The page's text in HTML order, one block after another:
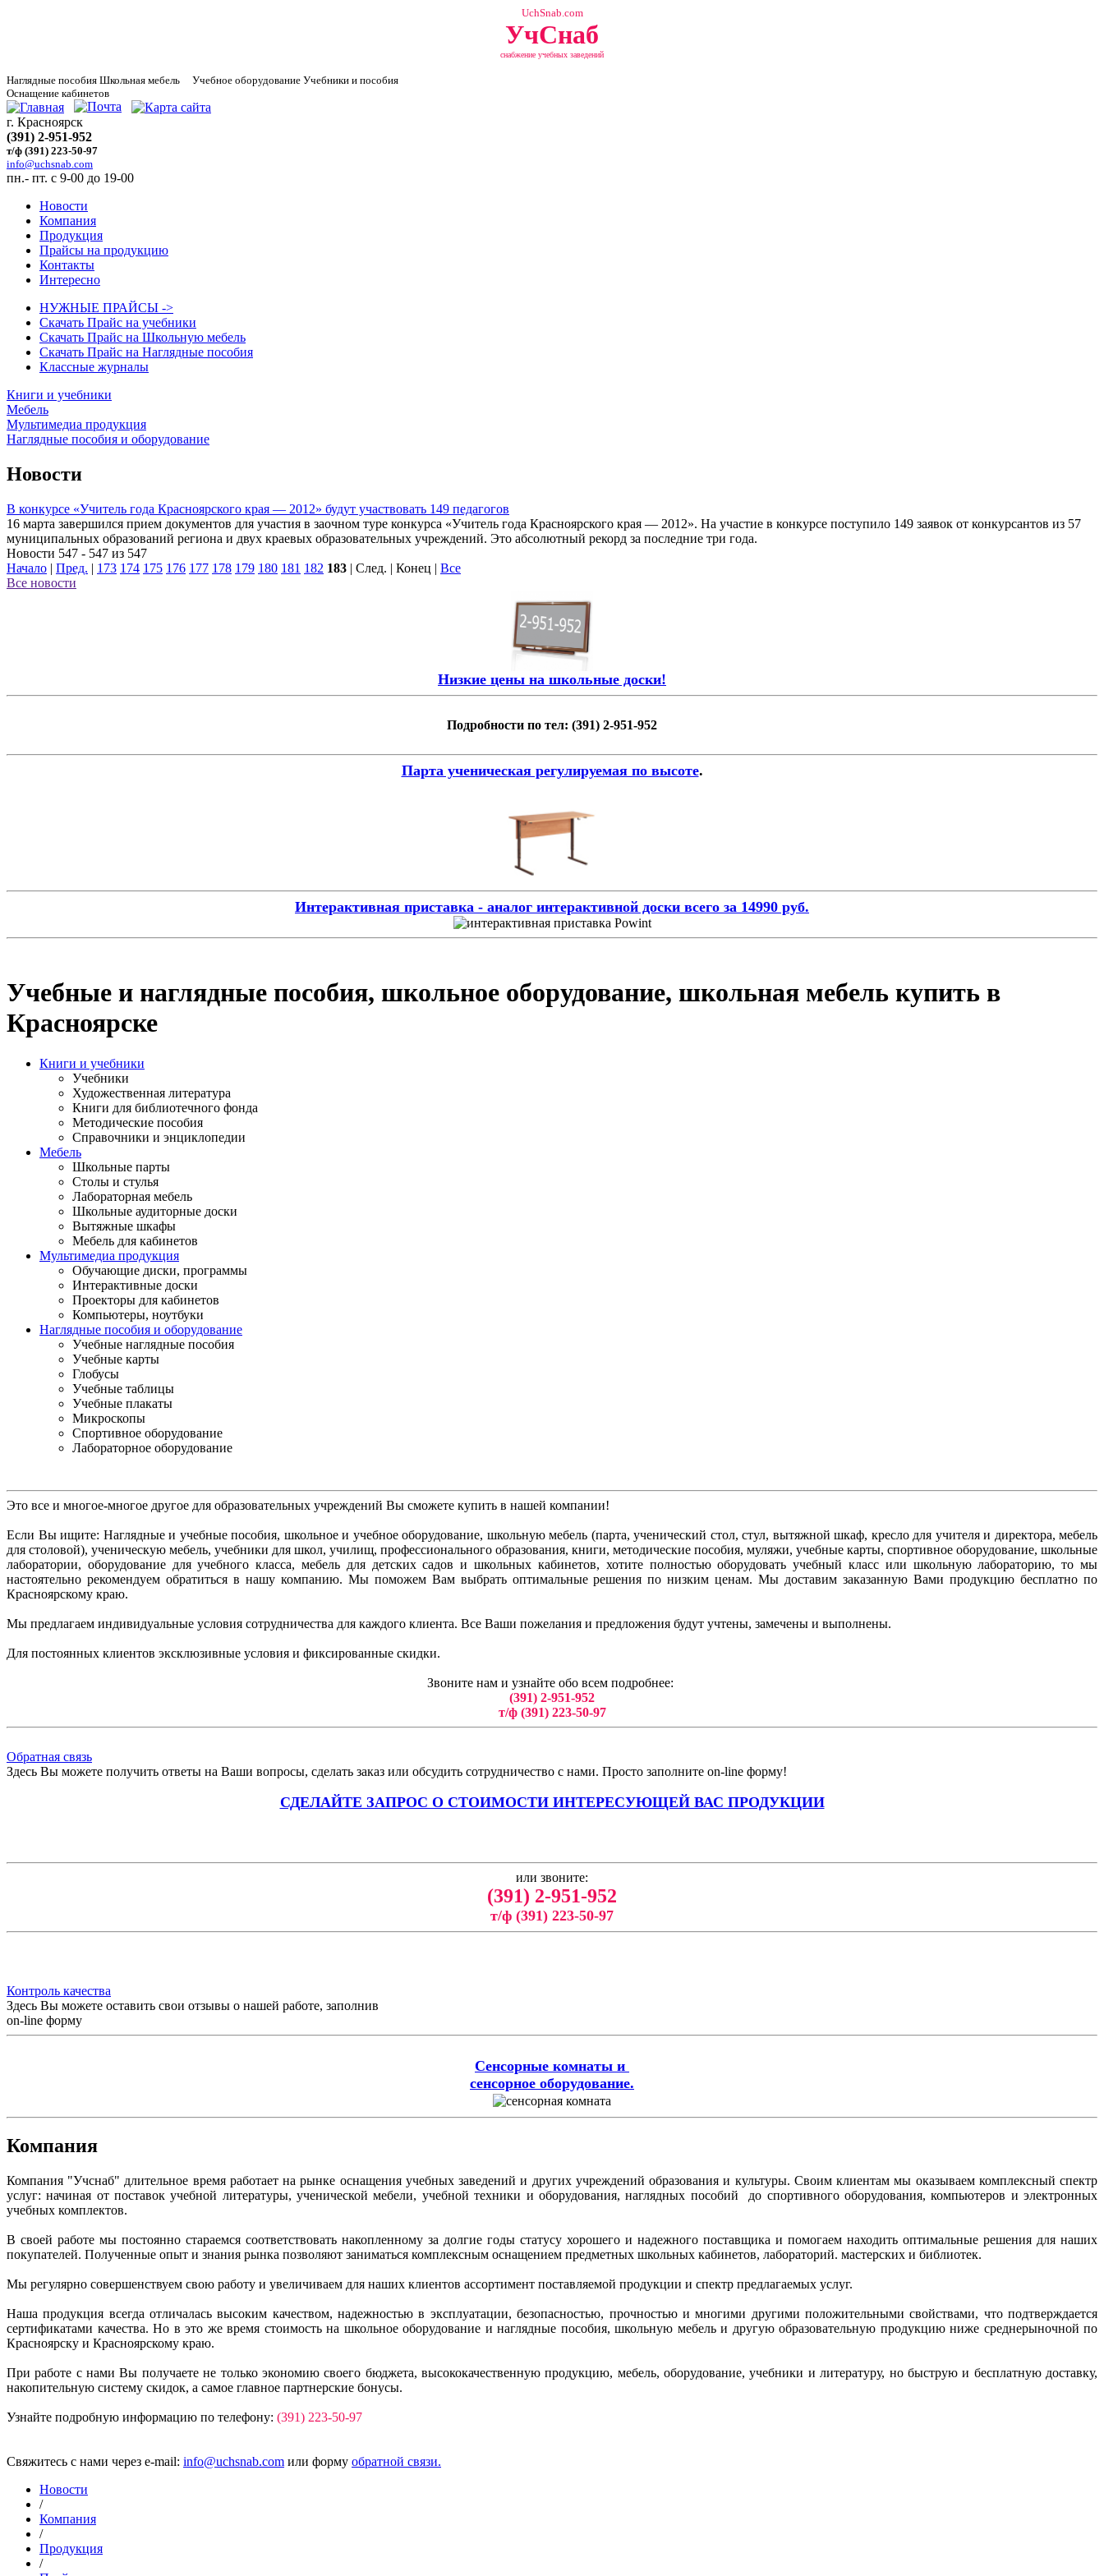
UchSnab.com
УчСнаб
снабжение учебных заведений
Наглядные пособия Школьная мебель Учебное оборудование Учебники и пособия
Оснащение кабинетов
г. Красноярск
(391) 2-951-952
т/ф (391) 223-50-97
info@uchsnab.com
пн.- пт. с 9-00 до 19-00
Новости
Компания
Продукция
Прайсы на продукцию
Контакты
Интересно
НУЖНЫЕ ПРАЙСЫ ->
Скачать Прайс на учебники
Скачать Прайс на Школьную мебель
Скачать Прайс на Наглядные пособия
Классные журналы
Книги и учебники
Мебель
Мультимедиа продукция
Наглядные пособия и оборудование
Новости
В конкурсе «Учитель года Красноярского края — 2012» будут участвовать 149 педагогов
16 марта завершился прием документов для участия в заочном туре конкурса «Учитель года Красноярского края — 2012». На участие в конкурсе поступило 149 заявок от конкурсантов из 57
муниципальных образований региона и двух краевых образовательных учреждений. Это абсолютный рекорд за последние три года.
Новости 547 - 547 из 547
Начало | Пред. | 173 174 175 176 177 178 179 180 181 182 183 | След. | Конец | Все
Все новости
Низкие цены на школьные доски!
Подробности по тел: (391) 2-951-952
Парта ученическая регулируемая по высоте.
Интерактивная приставка - аналог интерактивной доски всего за 14990 руб.
Учебные и наглядные пособия, школьное оборудование, школьная мебель купить в
Красноярске
Книги и учебники
Учебники
Художественная литература
Книги для библиотечного фонда
Методические пособия
Справочники и энциклопедии
Мебель
Школьные парты
Столы и стулья
Лабораторная мебель
Школьные аудиторные доски
Вытяжные шкафы
Мебель для кабинетов
Мультимедиа продукция
Обучающие диски, программы
Интерактивные доски
Проекторы для кабинетов
Компьютеры, ноутбуки
Наглядные пособия и оборудование
Учебные наглядные пособия
Учебные карты
Глобусы
Учебные таблицы
Учебные плакаты
Микроскопы
Спортивное оборудование
Лабораторное оборудование
Это все и многое-многое другое для образовательных учреждений Вы сможете купить в нашей компании!
Если Вы ищите: Наглядные и учебные пособия, школьное и учебное оборудование, школьную мебель (парта, ученический стол, стул, вытяжной шкаф, кресло для учителя и директора, мебель
для столовой), ученическую мебель, учебники для школ, училищ, профессионального образования, книги, методические пособия, муляжи, учебные карты, спортивное оборудование, школьные
лаборатории, оборудование для учебного класса, мебель для детских садов и школьных кабинетов, хотите полностью оборудовать учебный класс или школьную лабораторию, то мы
настоятельно рекомендуем обратиться в нашу компанию. Мы поможем Вам выбрать оптимальные решения по низким ценам. Мы доставим заказанную Вами продукцию бесплатно по
Красноярскому краю.
Мы предлагаем индивидуальные условия сотрудничества для каждого клиента. Все Ваши пожелания и предложения будут учтены, замечены и выполнены.
Для постоянных клиентов эксклюзивные условия и фиксированные скидки.
Звоните нам и узнайте обо всем подробнее:
(391) 2-951-952
т/ф (391) 223-50-97
Обратная связь
Здесь Вы можете получить ответы на Ваши вопросы, сделать заказ или обсудить сотрудничество с нами. Просто заполните on-line форму!
СДЕЛАЙТЕ ЗАПРОС О СТОИМОСТИ ИНТЕРЕСУЮЩЕЙ ВАС ПРОДУКЦИИ
или звоните:
(391) 2-951-952
т/ф (391) 223-50-97
Контроль качества
Здесь Вы можете оставить свои отзывы о нашей работе, заполнив
on-line форму
Сенсорные комнаты и
сенсорное оборудование.
Компания
Компания "Учснаб" длительное время работает на рынке оснащения учебных заведений и других учреждений образования и культуры. Своим клиентам мы оказываем комплексный спектр
услуг: начиная от поставок учебной литературы, ученической мебели, учебной техники и оборудования, наглядных пособий до спортивного оборудования, компьютеров и электронных
учебных комплектов.
В своей работе мы постоянно стараемся соответствовать накопленному за долгие годы статусу хорошего и надежного поставщика и помогаем находить оптимальные решения для наших
покупателей. Полученные опыт и знания рынка позволяют заниматься комплексным оснащением предметных школьных кабинетов, лабораторий. мастерских и библиотек.
Мы регулярно совершенствуем свою работу и увеличиваем для наших клиентов ассортимент поставляемой продукции и спектр предлагаемых услуг.
Наша продукция всегда отличалась высоким качеством, надежностью в эксплуатации, безопасностью, прочностью и многими другими положительными свойствами, что подтверждается
сертификатами качества. Но в это же время стоимость на школьное оборудование и наглядные пособия, школьную мебель и другую образовательную продукцию ниже среднерыночной по
Красноярску и Красноярскому краю.
При работе с нами Вы получаете не только экономию своего бюджета, высококачественную продукцию, мебель, оборудование, учебники и литературу, но быструю и бесплатную доставку,
накопительную систему скидок, а самое главное партнерские бонусы.
Узнайте подробную информацию по телефону: (391) 223-50-97
Свяжитесь с нами через e-mail: info@uchsnab.com или форму обратной связи.
Новости
/
Компания
/
Продукция
/